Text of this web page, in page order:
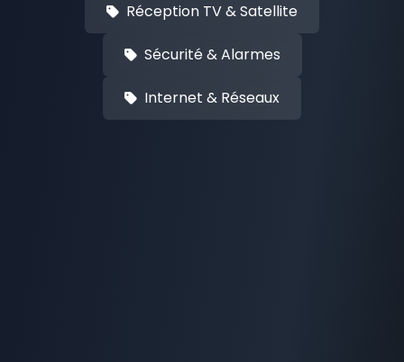
Réception TV & Satellite
Sécurité & Alarmes
Internet & Réseaux